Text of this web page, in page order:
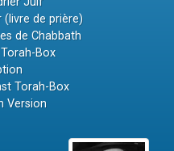
(livre de prière)
de Chabbath
Box
Torah-Box
Version